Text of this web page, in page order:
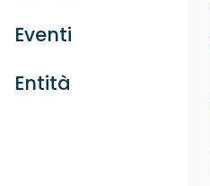
Eventi
Entità